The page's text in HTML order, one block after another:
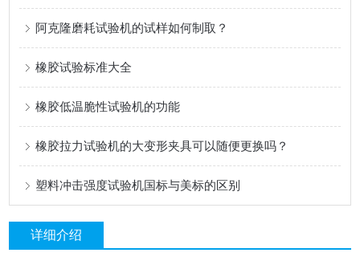
阿克隆磨耗试验机的试样如何制取？
橡胶试验标准大全
橡胶低温脆性试验机的功能
橡胶拉力试验机的大变形夹具可以随便更换吗？
塑料冲击强度试验机国标与美标的区别
详细介绍